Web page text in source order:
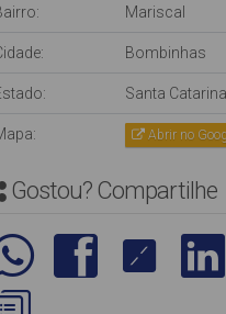
Mariscal
Bombinhas
Santa
Abrir no
Gostou? Compartilhe